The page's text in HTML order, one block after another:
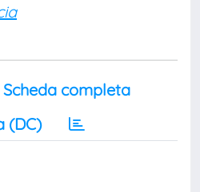
Scheda completa
(DC)